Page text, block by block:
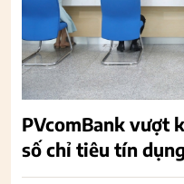
PVcomBank vượt
số chỉ tiêu tín